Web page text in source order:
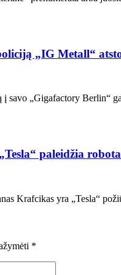
„IG Metall“
į savo „Gigafactory
paleidžia
Krafcikas yra „Tesla“
*